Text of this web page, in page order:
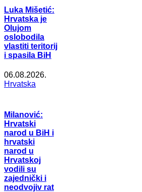
Luka Mišetić:
Hrvatska je
Olujom
oslobodila
vlastiti teritorij
i spasila BiH
06.08.2026.
Hrvatska
Milanović:
Hrvatski
narod u BiH i
hrvatski
narod u
Hrvatskoj
vodili su
zajednički i
neodvojiv rat